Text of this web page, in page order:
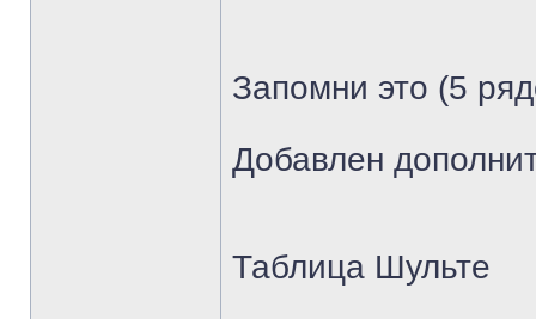
Запомни это (5
Добавлен
Таблица Шульте